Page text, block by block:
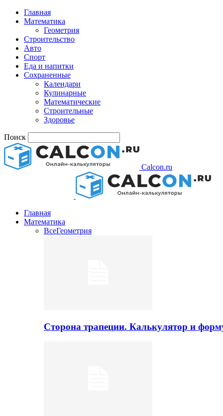
Главная
Математика
Геометрия
Строительство
Авто
Спорт
Еда и напитки
Сохраненные
Календари
Кулинарные
Математические
Строительные
Здоровье
Поиск
Calcon.ru
Главная
Математика
ВсеГеометрия
Сторона трапеции. Калькулятор и